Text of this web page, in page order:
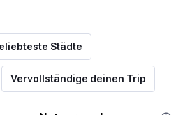
Städte
Vervollständige deinen Trip